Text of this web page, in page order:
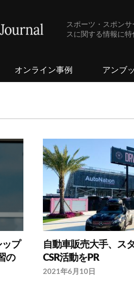
スポーツ・スポン
スに関する情報に特
オンライン事例 アンブ
プ
の
自動車販売大手、ス
CSR活動をPR
2021年6月10日